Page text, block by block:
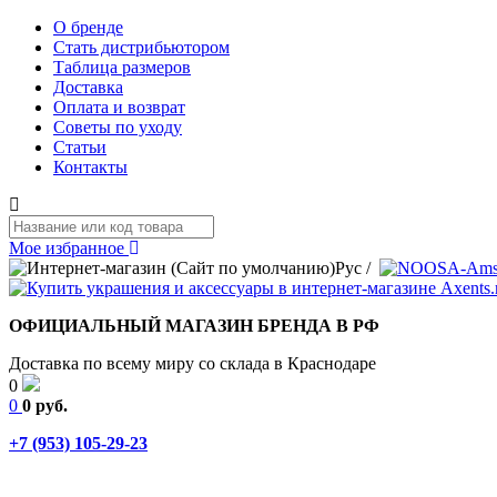
О бренде
Стать дистрибьютором
Таблица размеров
Доставка
Оплата и возврат
Советы по уходу
Статьи
Контакты
Мое избранное
Рус /
ОФИЦИАЛЬНЫЙ МАГАЗИН БРЕНДА В РФ
Доставка по всему миру со склада в Краснодаре
0
0 0 руб.
+7 (953) 105-29-23